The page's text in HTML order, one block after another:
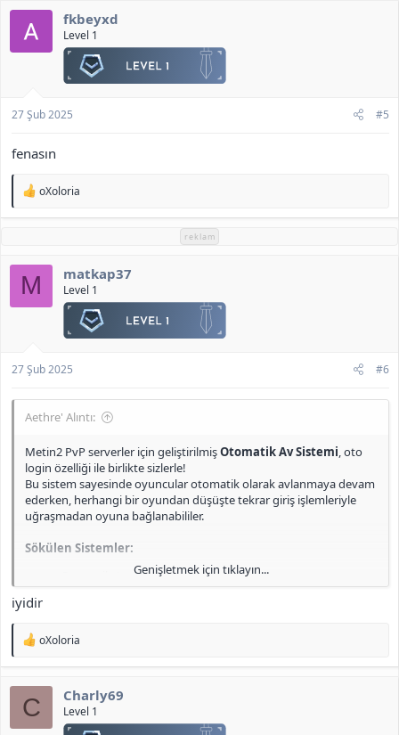
fkbeyxd
Level 1
27 Şub 2025 #5
fenasın
T
p
l
e
:
oXoloria
reklam
M matkap37
Level 1
27 Şub 2025 #6
Aethre' Alıntı:
Metin2 PvP serverler için geliştirilmişOtomatik Av Sistemi, oto
login özelliği ile birlikte sizlerle!
Bu sistem sayesinde oyuncular otomatik olarak avlanmaya devam
ederken, herhangi bir oyundan düşüşte tekrar giriş işlemleriyle
uğraşmadan oyuna bağlanabililer.
Sökülen Sistemler:
Otomatik Metin Farmı
Tab Next Target Sistemi
Pack tarafında gerekli tüm eklemeler (effect, icon vb.) eksiksiz
tamamlandı. Kodların oldukça düzensiz olduğu fark edildiğinden,
minimum müdahale ile işlemler gerçekleştirildi ve mevcut haliyle
stabil çalışması sağlandı.
Genişletmek için tıklayın...
iyidir
T
p
l
oXoloria
C Charly69
Level 1